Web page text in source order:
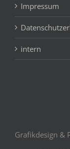
Impressum
intern
Grafikdesign &